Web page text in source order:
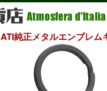
純正メタルエンブレ